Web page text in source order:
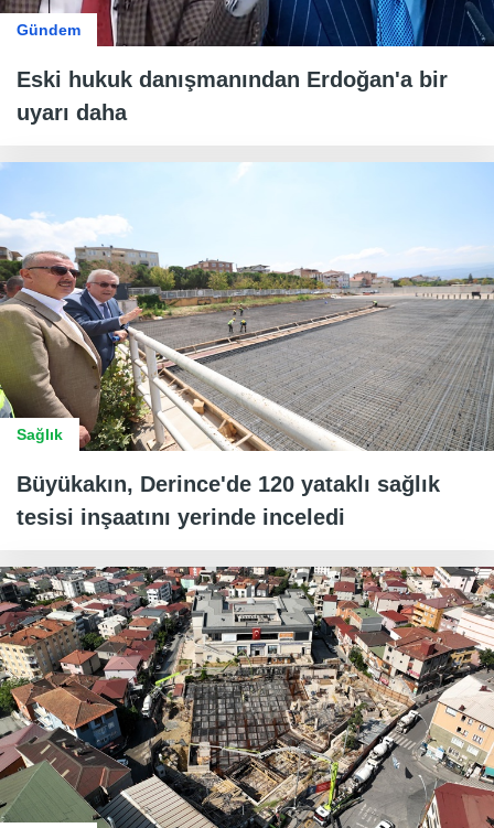
Gündem
Eski hukuk danışmanından Erdoğan'a bir
uyarı daha
Sağlık
Büyükakın, Derince'de 120 yataklı sağlık
tesisi inşaatını yerinde inceledi